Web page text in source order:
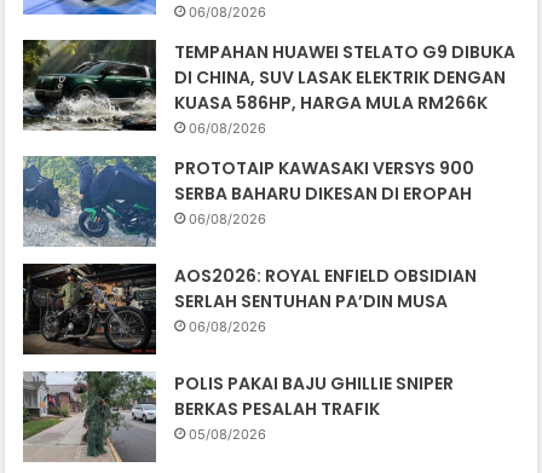
06/08/2026
TEMPAHAN HUAWEI STELATO G9 DIBUKA
DI CHINA, SUV LASAK ELEKTRIK DENGAN
KUASA 586HP, HARGA MULA RM266K
06/08/2026
PROTOTAIP KAWASAKI VERSYS 900
SERBA BAHARU DIKESAN DI EROPAH
06/08/2026
AOS2026: ROYAL ENFIELD OBSIDIAN
SERLAH SENTUHAN PA’DIN MUSA
06/08/2026
POLIS PAKAI BAJU GHILLIE SNIPER
BERKAS PESALAH TRAFIK
05/08/2026